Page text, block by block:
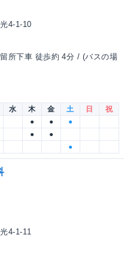
4-1-10
所下車 徒歩約 4分 / (バスの場
水 木 金 土 日
祝
● ●
●
●
●
●
4-1-11